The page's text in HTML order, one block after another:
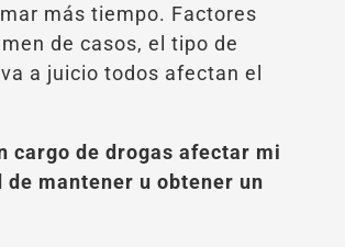
más tiempo. Factores
de casos, el tipo de
a juicio todos afectan el
cargo de drogas afectar mi
de mantener u obtener un